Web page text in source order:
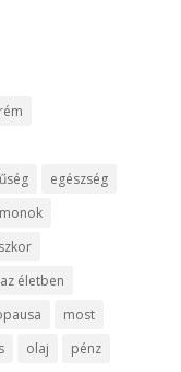
egészség
életben
most
olaj
pénz